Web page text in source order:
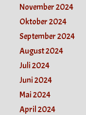
November 2024
Oktober 2024
September 2024
August 2024
Juli 2024
Juni 2024
Mai 2024
April 2024